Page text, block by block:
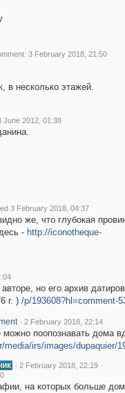
3 February 2018, 21:50
в несколько этажей.
June 2012, 01:38
3 February 2018, 04:37
же, что глубокая
- http://iconotheque-
но его архив
г. ) /p/193608?hl=comment-
· 2 February 2018, 22:14
можно поопознавать дома
irs/images/dupaquier/
· 2 February 2018, 22:19 ·
на которых больше